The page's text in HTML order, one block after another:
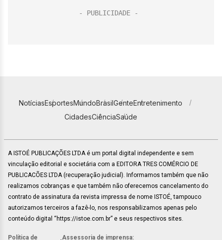
NotíciasEsportesMundoBrasilGenteEntretenimento
CidadesCiênciaSaúde
A ISTOÉ PUBLICAÇÕES LTDA é um portal digital independente e sem
vinculação editorial e societária com a EDITORA TRES COMÉRCIO DE
PUBLICACÕES LTDA (recuperação judicial). Informamos também que não
realizamos cobranças e que também não oferecemos cancelamento do
contrato de assinatura da revista impressa de nome ISTOÉ, tampouco
autorizamos terceiros a fazê-lo, nos responsabilizamos apenas pelo
conteúdo digital “https://istoe.com.br” e seus respectivos sites.
Política de Assessoria de imprensa: